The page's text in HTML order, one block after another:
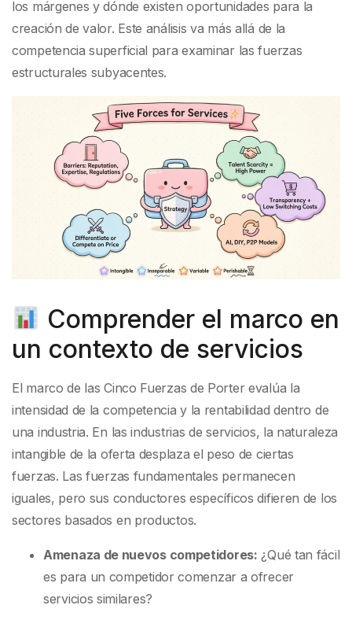
los márgenes y dónde existen oportunidades para la
creación de valor. Este análisis va más allá de la
competencia superficial para examinar las fuerzas
estructurales subyacentes.
Comprender el marco en
un contexto de servicios
El marco de las Cinco Fuerzas de Porter evalúa la
intensidad de la competencia y la rentabilidad dentro de
una industria. En las industrias de servicios, la naturaleza
intangible de la oferta desplaza el peso de ciertas
fuerzas. Las fuerzas fundamentales permanecen
iguales, pero sus conductores específicos difieren de los
sectores basados en productos.
Amenaza de nuevos competidores: ¿Qué tan fácil
es para un competidor comenzar a ofrecer
servicios similares?